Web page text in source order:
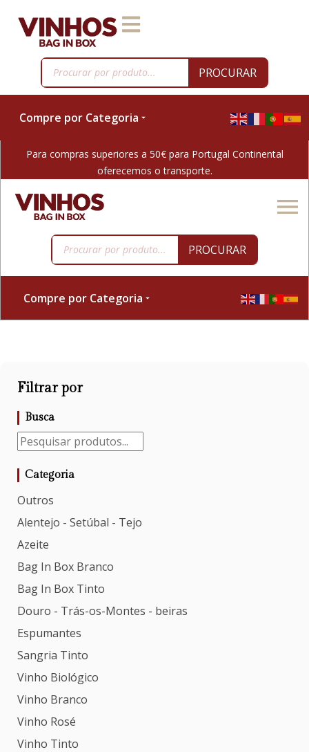
PROCURAR
Compre por Categoria
Para compras superiores a 50€ para Portugal Continental
oferecemos o transporte.
PROCURAR
Compre por Categoria
Filtrar por
Busca
Categoria
Outros
Alentejo - Setúbal - Tejo
Azeite
Bag In Box Branco
Bag In Box Tinto
Douro - Trás-os-Montes - beiras
Espumantes
Sangria Tinto
Vinho Biológico
Vinho Branco
Vinho Rosé
Vinho Tinto